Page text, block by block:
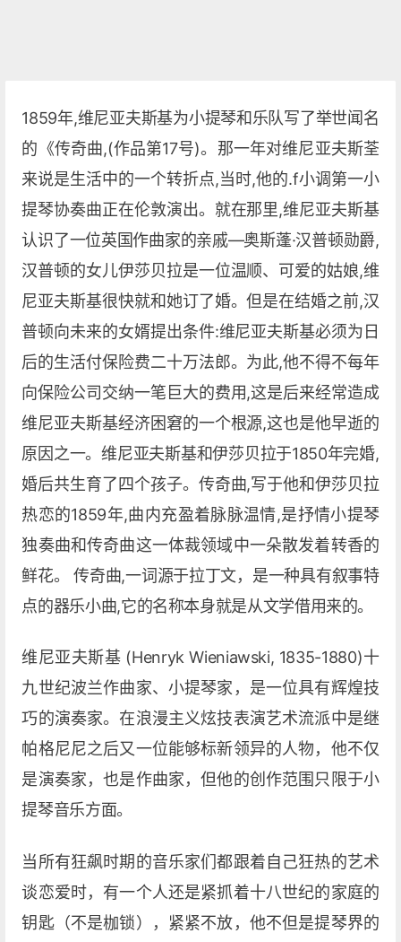
1859年,维尼亚夫斯基为小提琴和乐队写了举世闻名
的《传奇曲,(作品第17号)。那一年对维尼亚夫斯荃
来说是生活中的一个转折点,当时,他的.f小调第一小
提琴协奏曲正在伦敦演出。就在那里,维尼亚夫斯基
认识了一位英国作曲家的亲戚—奥斯蓬·汉普顿勋爵,
汉普顿的女儿伊莎贝拉是一位温顺、可爱的姑娘,维
尼亚夫斯基很快就和她订了婚。但是在结婚之前,汉
普顿向未来的女婿提出条件:维尼亚夫斯基必须为日
后的生活付保险费二十万法郎。为此,他不得不每年
向保险公司交纳一笔巨大的费用,这是后来经常造成
维尼亚夫斯基经济困窘的一个根源,这也是他早逝的
原因之一。维尼亚夫斯基和伊莎贝拉于1850年完婚,
婚后共生育了四个孩子。传奇曲,写于他和伊莎贝拉
热恋的1859年,曲内充盈着脉脉温情,是抒情小提琴
独奏曲和传奇曲这一体裁领域中一朵散发着转香的
鲜花。 传奇曲,一词源于拉丁文，是一种具有叙事特
点的器乐小曲,它的名称本身就是从文学借用来的。
维尼亚夫斯基 (Henryk Wieniawski, 1835-1880)十
九世纪波兰作曲家、小提琴家，是一位具有辉煌技
巧的演奏家。在浪漫主义炫技表演艺术流派中是继
帕格尼尼之后又一位能够标新领异的人物，他不仅
是演奏家，也是作曲家，但他的创作范围只限于小
提琴音乐方面。
当所有狂飙时期的音乐家们都跟着自己狂热的艺术
谈恋爱时，有一个人还是紧抓着十八世纪的家庭的
钥匙（不是枷锁），紧紧不放，他不但是提琴界的